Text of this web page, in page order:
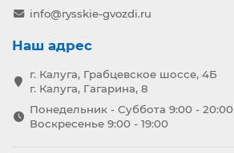
info@rysskie-gvozdi.ru
Наш адрес
г. Калуга, Грабцевское шоссе, 4Б
г. Калуга, Гагарина, 8
Понедельник - Суббота 9:00 - 20:00
Воскресенье 9:00 - 19:00